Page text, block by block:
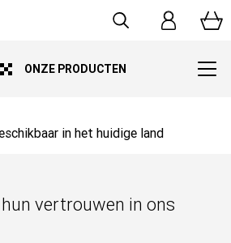
ONZE PRODUCTEN
in het huidige land
vertrouwen in ons